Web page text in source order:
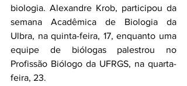
biologia. Alexandre Krob, participou da
semana Acadêmica de Biologia da
Ulbra, na quinta-feira, 17, enquanto uma
equipe de biólogas palestrou no
Profissão Biólogo da UFRGS, na quarta-
feira, 23.